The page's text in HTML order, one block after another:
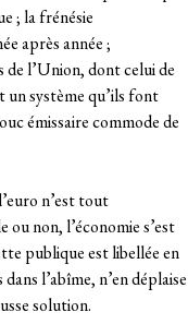
; la frénésie
après année ;
de l’Union, dont celui de
un système qu’ils font
émissaire commode de
n’est tout
ou non, l’économie s’est
publique est libellée en
l’abîme, n’en déplaise
solution.